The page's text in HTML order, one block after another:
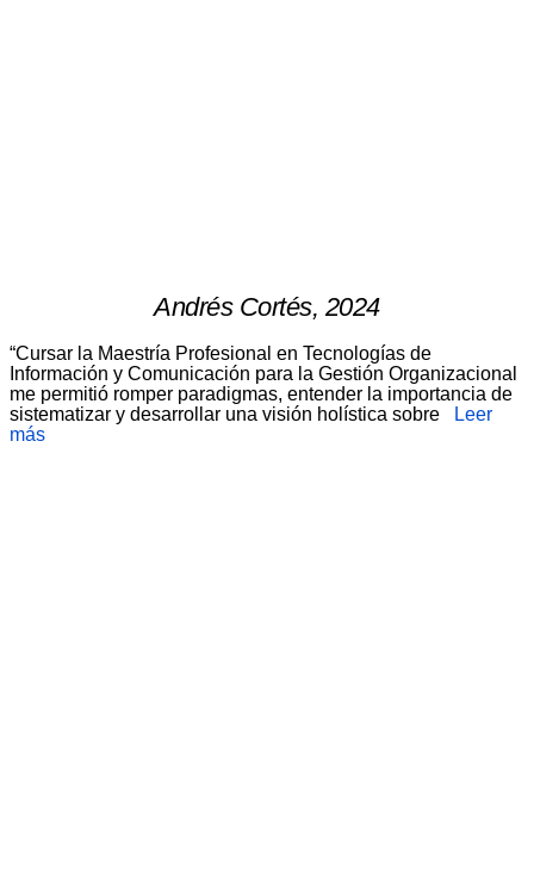
Andrés Cortés, 2024
“Cursar la Maestría Profesional en Tecnologías de
Información y Comunicación para la Gestión Organizacional
me permitió romper paradigmas, entender la importancia de
sistematizar y desarrollar una visión holística sobre
Leer
más